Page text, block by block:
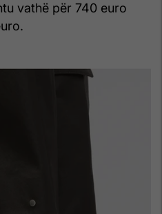
vathë për 740 euro